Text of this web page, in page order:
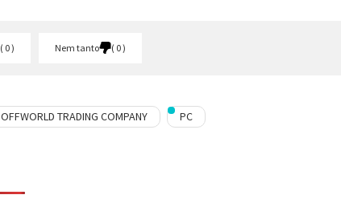
0 Nem tanto 0
OFFWORLD TRADING COMPANY PC